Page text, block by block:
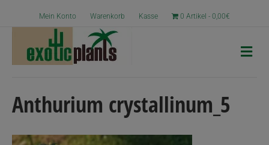
Mein Konto Warenkorb Kasse 0 Artikel 0,00€
N
a
Anthurium crystallinum_5